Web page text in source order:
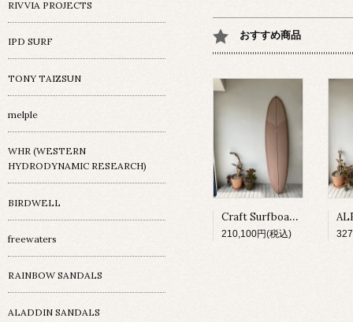
おすすめ商品
Craft Surfboard / Fresh Egg / 7'4"
210,100円(税込)
RIVVIA PROJECTS
IPD SURF
TONY TAIZSUN
melple
WHR (WESTERN
HYDRODYNAMIC RESEARCH)
BIRDWELL
freewaters
RAINBOW SANDALS
ALADDIN SANDALS